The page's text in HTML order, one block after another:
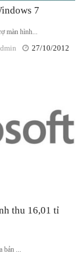
7
màn hình...
27/10/2012
thu 16,01 tỉ
bản ...